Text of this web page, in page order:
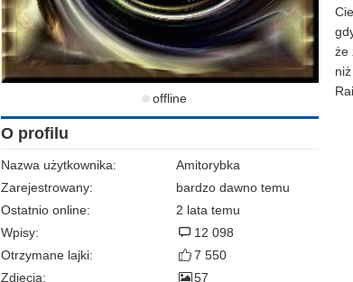
offline
O profilu
Nazwa użytkownika:
Amitorybka
Zarejestrowany:
bardzo dawno temu
Ostatnio online:
2 lata temu
Wpisy:
12 098
Otrzymane lajki:
7 550
Zdjęcia:
57
że